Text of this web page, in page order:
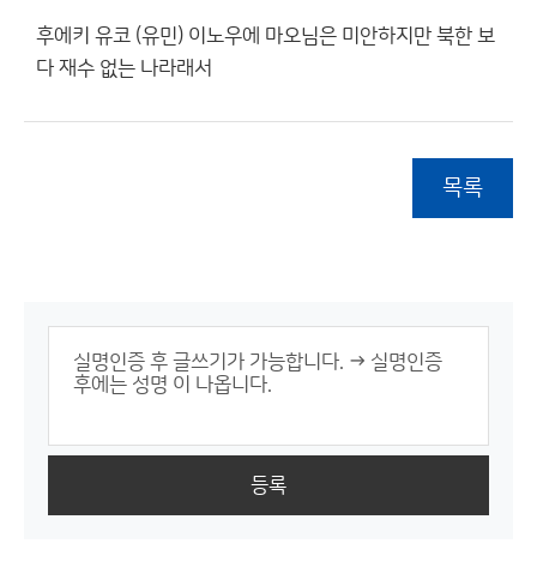
후에키 유코 (유민) 이노우에 마오님은 미안하지만 북한 보
다 재수 없는 나라래서
목록
등록